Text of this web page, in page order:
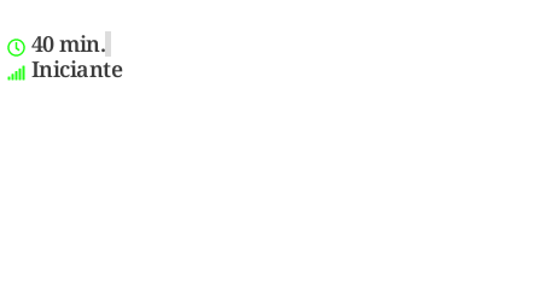
40 min.
Iniciante